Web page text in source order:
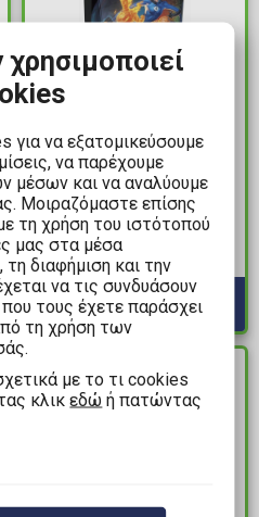
79,99€
Magic the Gathering:
Marvel Super Heroes -
The Fantastic Four
Commander Deck
Διαθέσιμα: 10+
ΔΙΑΘΕΣΙΜΟ
για να εξατομικεύσουμε
να παρέχουμε
μέσων και να αναλύουμε
Μοιραζόμαστε επίσης
τη χρήση του ιστότοπού
μας στα μέσα
διαφήμιση και την
να τις συνδυάσουν
τους έχετε παράσχει
τη χρήση των
με το τι cookies
κλικεδώ ή πατώντας